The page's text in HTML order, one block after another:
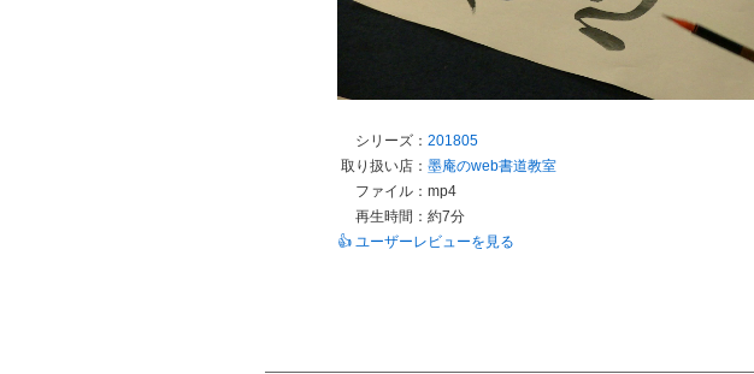
シリーズ： 201805
取り扱い店： 墨庵のweb書道教室
ファイル： mp4
再生時間： 約7分
👍 ユーザーレビューを見る